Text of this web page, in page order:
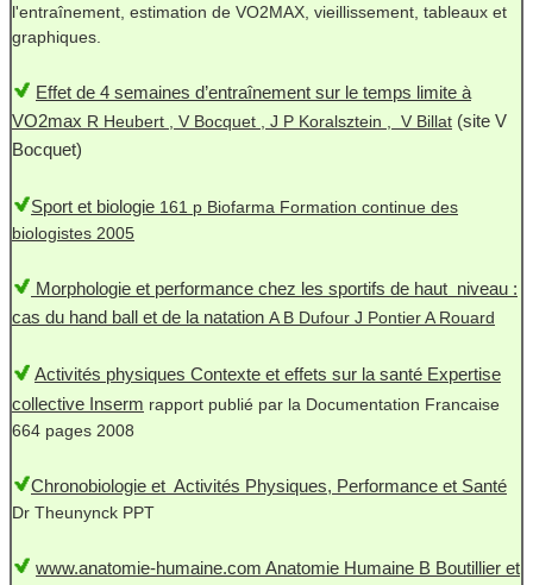
l'entraînement, estimation de VO2MAX, vieillissement, tableaux et
graphiques.
Effet de 4 semaines d’entraînement sur le temps limite à
VO2max R Heubert , V Bocquet , J P Koralsztein , V Billat (site V
Bocquet)
Sport et biologie 161 p Biofarma Formation continue des
biologistes 2005
Morphologie et performance chez les sportifs de haut niveau :
cas du hand ball et de la natation A B Dufour J Pontier A Rouard
Activités physiques Contexte et effets sur la santé Expertise
collective Inserm rapport publié par la Documentation Francaise
664 pages 2008
Chronobiologie et Activités Physiques, Performance et Santé
Dr Theunynck PPT
www.anatomie-humaine.com Anatomie Humaine B Boutillier et